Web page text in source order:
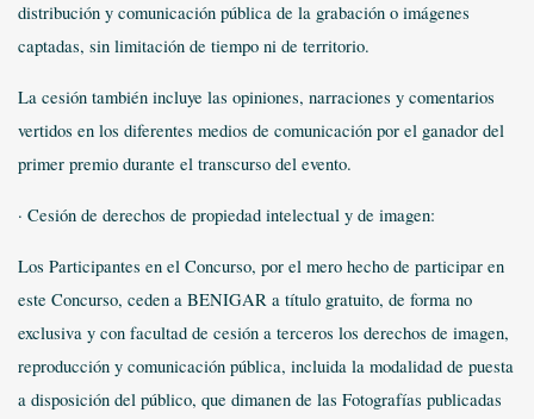
distribución y comunicación pública de la grabación o imágenes
captadas, sin limitación de tiempo ni de territorio.
La cesión también incluye las opiniones, narraciones y comentarios
vertidos en los diferentes medios de comunicación por el ganador del
primer premio durante el transcurso del evento.
· Cesión de derechos de propiedad intelectual y de imagen:
Los Participantes en el Concurso, por el mero hecho de participar en
este Concurso, ceden a BENIGAR a título gratuito, de forma no
exclusiva y con facultad de cesión a terceros los derechos de imagen,
reproducción y comunicación pública, incluida la modalidad de puesta
a disposición del público, que dimanen de las Fotografías publicadas